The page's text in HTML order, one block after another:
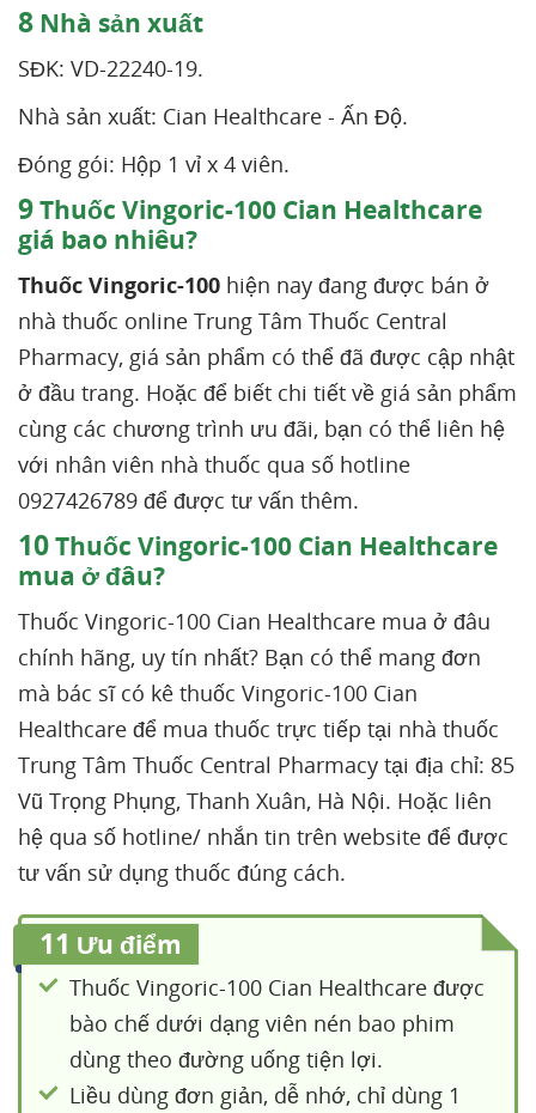
8 Nhà sản xuất
SĐK: VD-22240-19.
Nhà sản xuất: Cian Healthcare - Ấn Độ.
Đóng gói: Hộp 1 vỉ x 4 viên.
9Thuốc Vingoric-100 Cian Healthcare
giá bao nhiêu?
Thuốc Vingoric-100 hiện nay đang được bán ở
nhà thuốc online Trung Tâm Thuốc Central
Pharmacy, giá sản phẩm có thể đã được cập nhật
ở đầu trang. Hoặc để biết chi tiết về giá sản phẩm
cùng các chương trình ưu đãi, bạn có thể liên hệ
với nhân viên nhà thuốc qua số hotline
0927426789 để được tư vấn thêm.
10Thuốc Vingoric-100 Cian Healthcare
mua ở đâu?
Thuốc Vingoric-100 Cian Healthcare mua ở đâu
chính hãng, uy tín nhất? Bạn có thể mang đơn
mà bác sĩ có kê thuốc Vingoric-100 Cian
Healthcare để mua thuốc trực tiếp tại nhà thuốc
Trung Tâm Thuốc Central Pharmacy tại địa chỉ: 85
Vũ Trọng Phụng, Thanh Xuân, Hà Nội. Hoặc liên
hệ qua số hotline/ nhắn tin trên website để được
tư vấn sử dụng thuốc đúng cách.
11 Ưu điểm
Thuốc Vingoric-100 Cian Healthcare được
bào chế dưới dạng viên nén bao phim
dùng theo đường uống tiện lợi.
Liều dùng đơn giản, dễ nhớ, chỉ dùng 1